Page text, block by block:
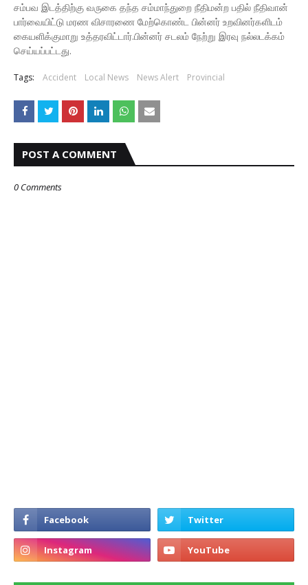
சம்பவ இடத்திற்கு வருகை தந்த சம்மாந்துறை நீதிமன்ற பதில் நீதிவான்
பார்வையிட்டு மரண விசாரணை மேற்கொண்ட பின்னர் உறவினர்களிடம்
கையளிக்குமாறு உத்தரவிட்டார்.பின்னர் சடலம் நேற்று இரவு நல்லடக்கம்
செய்யப்பட்டது.
Tags: Accident Local News News Alert Provincial
POST A COMMENT
0 Comments